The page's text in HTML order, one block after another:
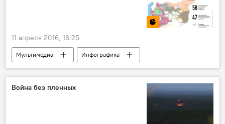
11 апреля 2016, 16:25
Мультимедиа Инфографика
Война без пленных